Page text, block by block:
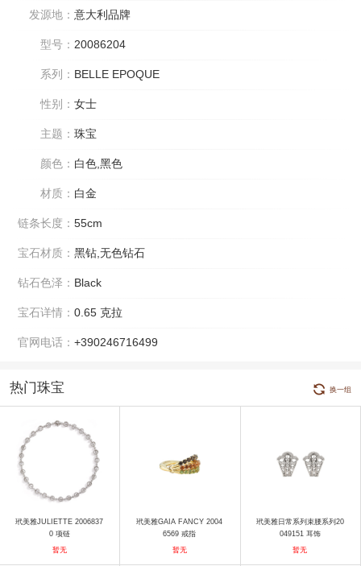
发源地： 意大利品牌
型号： 20086204
系列： BELLE EPOQUE
性别： 女士
主题： 珠宝
颜色： 白色,黑色
材质： 白金
链条长度： 55cm
宝石材质： 黑钻,无色钻石
钻石色泽： Black
宝石详情： 0.65 克拉
官网电话： +390246716499
热门珠宝 换一组
玳美雅JULIETTE 2006837
0 项链
暂无
玳美雅GAIA FANCY 2004
6569 戒指
暂无
玳美雅日常系列束腰系列20
049151 耳饰
暂无